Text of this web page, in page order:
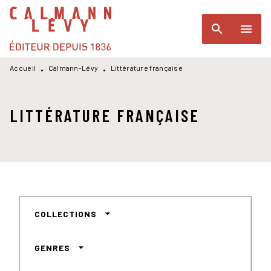
MENU RECHERCHE
PIED DE PAGE
search menu
Accueil • Calmann-Lévy • Littérature française
LITTÉRATURE FRANÇAISE
COLLECTIONS arrow_drop_down
GENRES arrow_drop_down